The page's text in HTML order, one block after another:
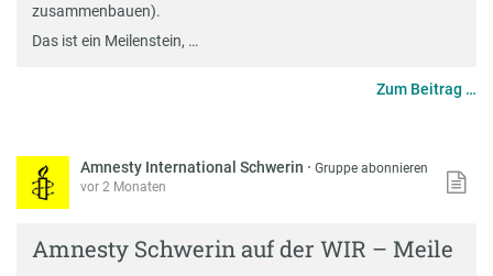
zusammenbauen).
Das ist ein Meilenstein, …
Zum Beitrag …
Amnesty International Schwerin ·Gruppe abonnieren
vor 2 Monaten
Amnesty Schwerin auf der WIR – Meile